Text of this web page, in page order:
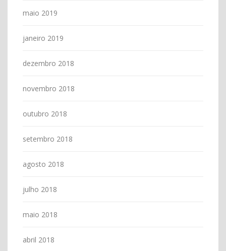
maio 2019
janeiro 2019
dezembro 2018
novembro 2018
outubro 2018
setembro 2018
agosto 2018
julho 2018
maio 2018
abril 2018